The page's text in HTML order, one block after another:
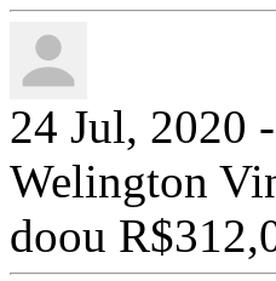
24 Jul, 2020
Welington
doou